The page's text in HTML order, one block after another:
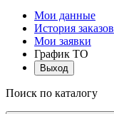
Мои данные
История заказов
Мои заявки
График ТО
Выход
Поиск по каталогу